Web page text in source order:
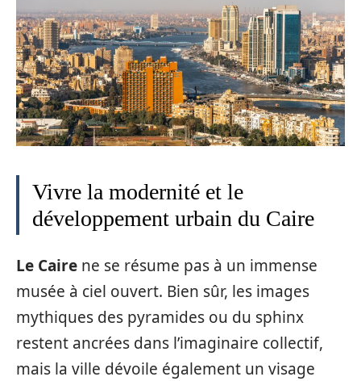
Vivre la modernité et le
développement urbain du Caire
Le Caire ne se résume pas à un immense
musée à ciel ouvert. Bien sûr, les images
mythiques des pyramides ou du sphinx
restent ancrées dans l’imaginaire collectif,
mais la ville dévoile également un visage